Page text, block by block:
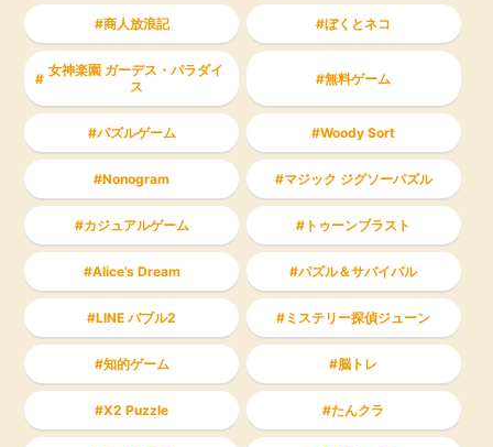
商人放浪記 ぼくとネコ
女神楽園 ガーデス・パラダイ
ス
無料ゲーム
パズルゲーム Woody Sort
Nonogram マジック ジグソーパズル
カジュアルゲーム トゥーンブラスト
Alice’s Dream パズル＆サバイバル
LINE バブル2 ミステリー探偵ジューン
知的ゲーム 脳トレ
X2 Puzzle たんクラ